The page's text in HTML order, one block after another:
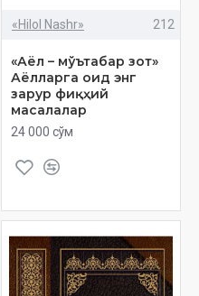
«Hilol Nashr» 212
«Аёл – мўътабар зот»
Аёлларга оид энг
зарур фиқҳий
масалалар
24 000 сўм